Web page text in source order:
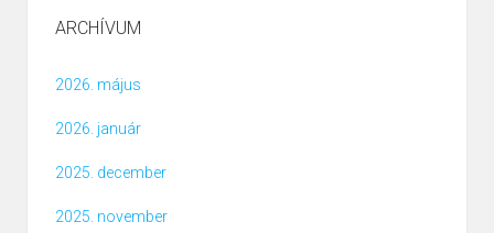
ARCHÍVUM
2026. május
2026. január
2025. december
2025. november